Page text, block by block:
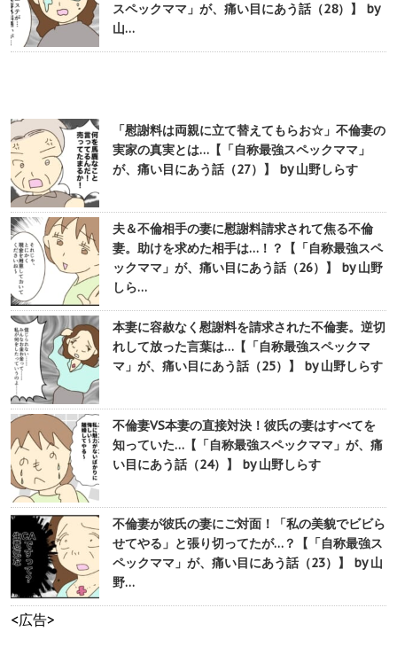
スペックママ」が、痛い目にあう話（28）】 by
山…
「慰謝料は両親に立て替えてもらお☆」不倫妻の
実家の真実とは…【「自称最強スペックママ」
が、痛い目にあう話（27）】 by 山野しらす
夫＆不倫相手の妻に慰謝料請求されて焦る不倫
妻。助けを求めた相手は…！？【「自称最強スペ
ックママ」が、痛い目にあう話（26）】 by 山野
しら…
本妻に容赦なく慰謝料を請求された不倫妻。逆切
れして放った言葉は…【「自称最強スペックマ
マ」が、痛い目にあう話（25）】 by 山野しらす
不倫妻VS本妻の直接対決！彼氏の妻はすべてを
知っていた…【「自称最強スペックママ」が、痛
い目にあう話（24）】 by 山野しらす
不倫妻が彼氏の妻にご対面！「私の美貌でビビら
せてやる」と張り切ってたが…？【「自称最強ス
ペックママ」が、痛い目にあう話（23）】 by 山
野…
<広告>